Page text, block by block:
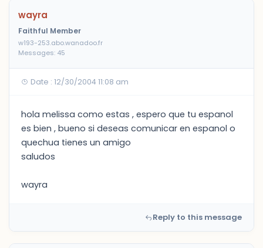
wayra
Faithful Member
w193-253.abo.wanadoo.fr
Messages: 45
Date : 12/30/2004 11:08 am
hola melissa como estas , espero que tu espanol
es bien , bueno si deseas comunicar en espanol o
quechua tienes un amigo
saludos
wayra
Reply to this message